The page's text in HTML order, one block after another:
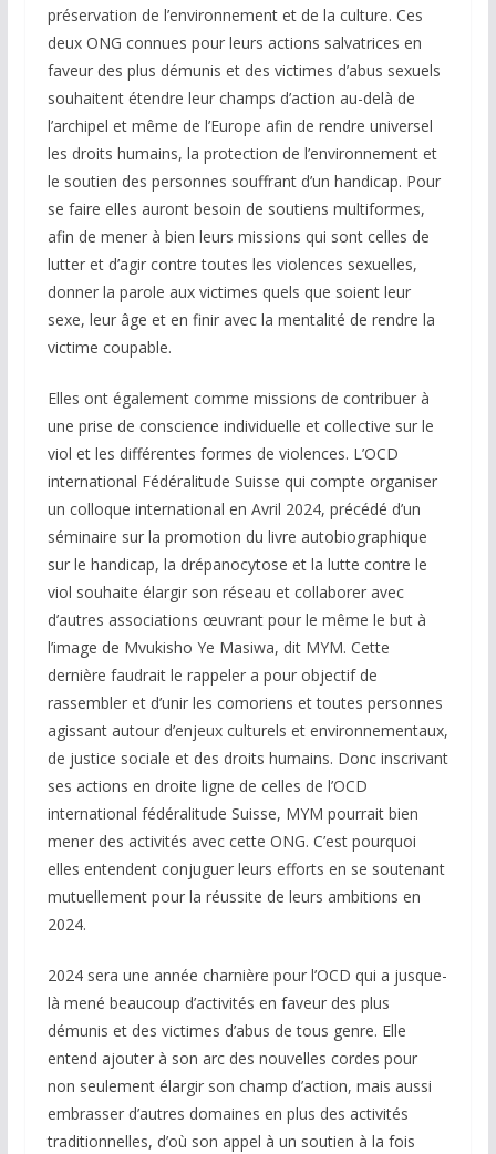
préservation de l’environnement et de la culture. Ces
deux ONG connues pour leurs actions salvatrices en
faveur des plus démunis et des victimes d’abus sexuels
souhaitent étendre leur champs d’action au-delà de
l’archipel et même de l’Europe afin de rendre universel
les droits humains, la protection de l’environnement et
le soutien des personnes souffrant d’un handicap. Pour
se faire elles auront besoin de soutiens multiformes,
afin de mener à bien leurs missions qui sont celles de
lutter et d’agir contre toutes les violences sexuelles,
donner la parole aux victimes quels que soient leur
sexe, leur âge et en finir avec la mentalité de rendre la
victime coupable.
Elles ont également comme missions de contribuer à
une prise de conscience individuelle et collective sur le
viol et les différentes formes de violences. L’OCD
international Fédéralitude Suisse qui compte organiser
un colloque international en Avril 2024, précédé d’un
séminaire sur la promotion du livre autobiographique
sur le handicap, la drépanocytose et la lutte contre le
viol souhaite élargir son réseau et collaborer avec
d’autres associations œuvrant pour le même le but à
l’image de Mvukisho Ye Masiwa, dit MYM. Cette
dernière faudrait le rappeler a pour objectif de
rassembler et d’unir les comoriens et toutes personnes
agissant autour d’enjeux culturels et environnementaux,
de justice sociale et des droits humains. Donc inscrivant
ses actions en droite ligne de celles de l’OCD
international fédéralitude Suisse, MYM pourrait bien
mener des activités avec cette ONG. C’est pourquoi
elles entendent conjuguer leurs efforts en se soutenant
mutuellement pour la réussite de leurs ambitions en
2024.
2024 sera une année charnière pour l’OCD qui a jusque-
là mené beaucoup d’activités en faveur des plus
démunis et des victimes d’abus de tous genre. Elle
entend ajouter à son arc des nouvelles cordes pour
non seulement élargir son champ d’action, mais aussi
embrasser d’autres domaines en plus des activités
traditionnelles, d’où son appel à un soutien à la fois